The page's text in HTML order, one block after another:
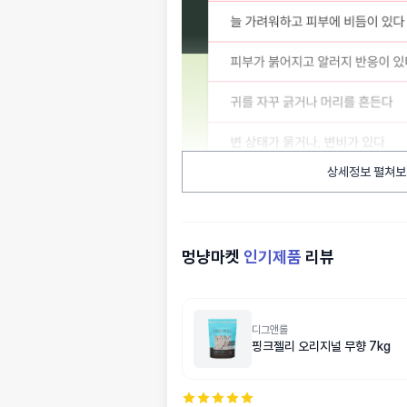
상세정보 펼쳐
멍냥마켓 인기제품 리뷰
디그앤롤
핑크젤리 오리지널 무향 7kg